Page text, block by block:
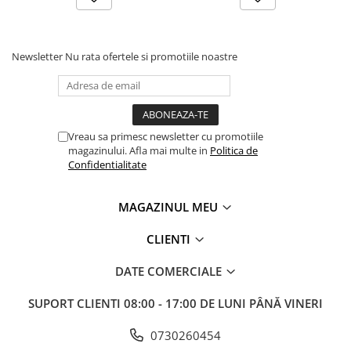
Masini electrice de filetat
Masini de gaurit cu talpa
magnetica
Instalatii de spalare a pieselor
Lame de ferastrau cu varf din
Lame de ferăstrău cu acoperire
Panze de taiere cu banda verticala
Panze de taiere metal pentru
ferastraie
Roti de lustruit
Unelte striere
Newsletter Nu rata ofertele si promotiile noastre
Vreau sa primesc newsletter cu promotiile
magazinului. Afla mai multe in Politica de
Confidentialitate
MAGAZINUL MEU
CLIENTI
DATE COMERCIALE
SUPORT CLIENTI 08:00 - 17:00 DE LUNI PÂNĂ VINERI
0730260454